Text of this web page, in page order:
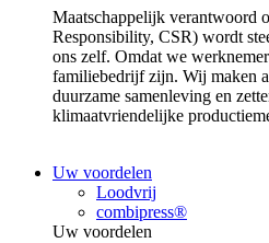
Maatschappelijk verantwoord
Responsibility, CSR) wordt
ons zelf. Omdat we
familiebedrijf zijn. Wij maken
duurzame samenleving en
klimaatvriendelijke
Uw voordelen
Loodvrij
combipress®
Uw voordelen